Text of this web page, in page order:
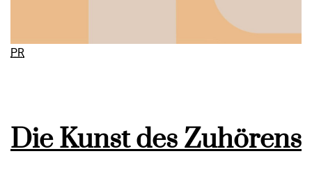
PR
Die Kunst des Zuhörens